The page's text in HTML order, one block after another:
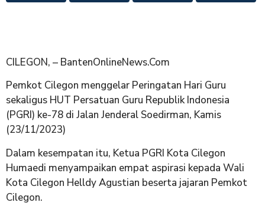
CILEGON, – BantenOnlineNews.Com
Pemkot Cilegon menggelar Peringatan Hari Guru
sekaligus HUT Persatuan Guru Republik Indonesia
(PGRI) ke-78 di Jalan Jenderal Soedirman, Kamis
(23/11/2023)
Dalam kesempatan itu, Ketua PGRI Kota Cilegon
Humaedi menyampaikan empat aspirasi kepada Wali
Kota Cilegon Helldy Agustian beserta jajaran Pemkot
Cilegon.